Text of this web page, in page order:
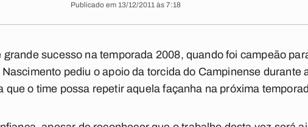
Publicado em 13/12/2011 às 7:18
sucesso na temporada 2008, quando foi campeão
pediu o apoio da torcida do Campinense durante
que o time possa repetir aquela façanha na próxima